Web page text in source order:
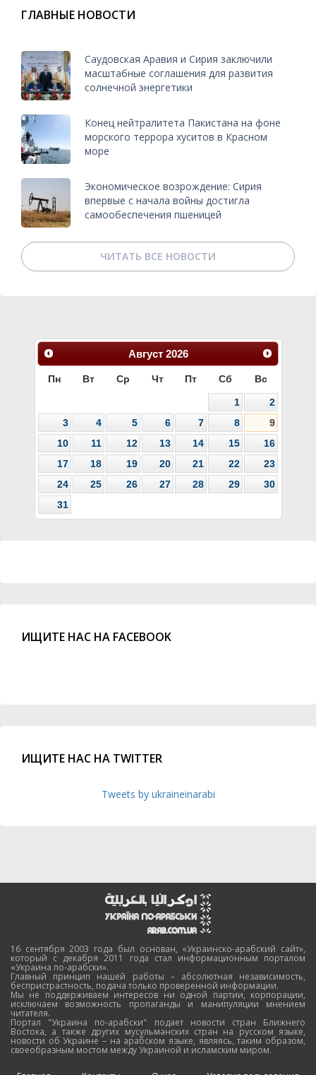
ГЛАВНЫЕ НОВОСТИ
Саудовская Аравия и Сирия заключили
масштабные соглашения для развития
солнечной энергетики
Конец нейтралитета Пакистана на фоне
морского террора хуситов в Красном
море
Экономическое возрождение: Сирия
впервые с начала войны достигла
самообеспечения пшеницей
ЧИТАТЬ ВСЕ НОВОСТИ
Август 2026
Пн Вт Ср Чт Пт Сб Вс
1
2
3
4 5 6 7 8
9
10
11 12 13 14 15
16
17
18 19 20 21 22
23
24
25 26 27 28 29
30
31
ИЩИТЕ НАС НА FACEBOOK
ИЩИТЕ НАС НА TWITTER
Tweets by ukraineinarabi
16 сентября 2003 года был основан, «Украинско-арабский сайт»,
который с декабря 2011 года стал информационным порталом
«Украина по-арабски».
Главный принцип нашей работы – абсолютная независимость,
беспристрастность, подача только проверенной информации.
Мы не поддерживаем интересов ни одной партии, корпорации,
исключаем возможность пропаганды и манипуляции мнением
читателя.
Портал "Украина по-арабски" подает новости стран Ближнего
Востока, а также других мусульманских стран на русском языке,
новости об Украине – на арабском языке, являясь, таким образом,
своеобразным мостом между Украиной и исламским миром.